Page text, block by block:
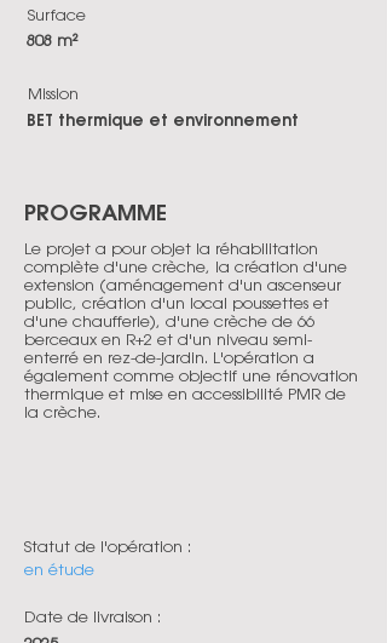
Surface
808 m²
Mission
BET thermique et environnement
PROGRAMME
Le projet a pour objet la réhabilitation
complète d'une crèche, la création d'une
extension (aménagement d'un ascenseur
public, création d'un local poussettes et
d'une chaufferie), d'une crèche de 66
berceaux en R+2 et d'un niveau semi-
enterré en rez-de-jardin. L'opération a
également comme objectif une rénovation
thermique et mise en accessibilité PMR de
la crèche.
Statut de l'opération :
en étude
Date de livraison :